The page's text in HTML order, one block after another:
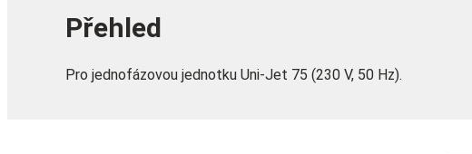
Přehled
Pro jednofázovou jednotku Uni-Jet 75 (230 V, 50 Hz).